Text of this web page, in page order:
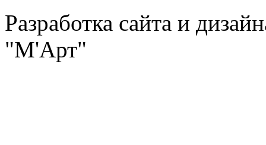
Разработка сайта и
"М'Арт"